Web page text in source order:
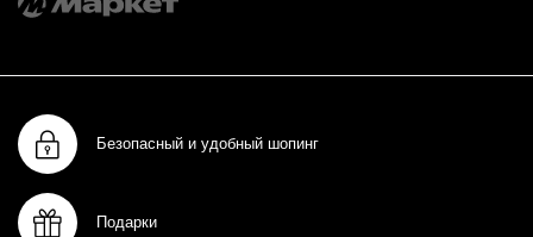
Безопасный и удобный шопинг
Подарки